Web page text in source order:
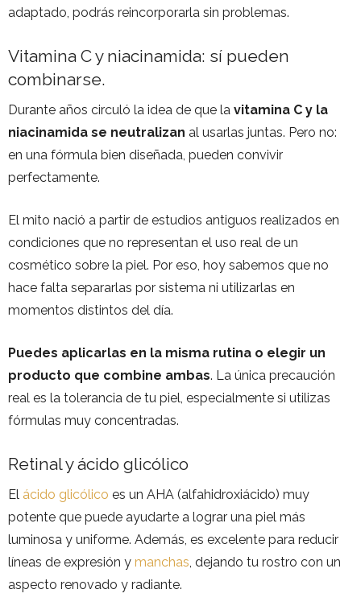
adaptado, podrás reincorporarla sin problemas.
Vitamina C y niacinamida: sí pueden
combinarse.
Durante años circuló la idea de que la vitamina C y la
niacinamida se neutralizan al usarlas juntas. Pero no:
en una fórmula bien diseñada, pueden convivir
perfectamente.
El mito nació a partir de estudios antiguos realizados en
condiciones que no representan el uso real de un
cosmético sobre la piel. Por eso, hoy sabemos que no
hace falta separarlas por sistema ni utilizarlas en
momentos distintos del día.
Puedes aplicarlas en la misma rutina o elegir un
producto que combine ambas. La única precaución
real es la tolerancia de tu piel, especialmente si utilizas
fórmulas muy concentradas.
Retinal y ácido glicólico
El ácido glicólico es un AHA (alfahidroxiácido) muy
potente que puede ayudarte a lograr una piel más
luminosa y uniforme. Además, es excelente para reducir
líneas de expresión y manchas, dejando tu rostro con un
aspecto renovado y radiante.